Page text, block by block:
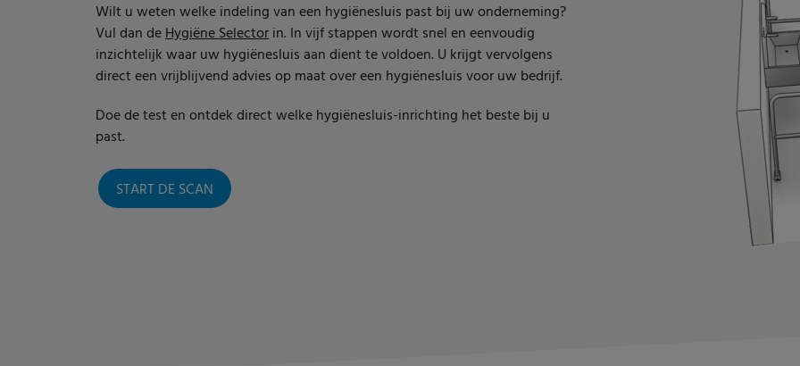
Wilt u weten welke indeling van een hygiënesluis past bij uw onderneming?
Vul dan deHygiëne Selectorin. In vijf stappen wordt snel en eenvoudig
inzichtelijk waar uw hygiënesluis aan dient te voldoen. U krijgt vervolgens
direct een vrijblijvend advies op maat over een hygiënesluis voor uw bedrijf.
Doe de test en ontdek direct welke hygiënesluis-inrichting het beste bij u
past.
START DE SCAN